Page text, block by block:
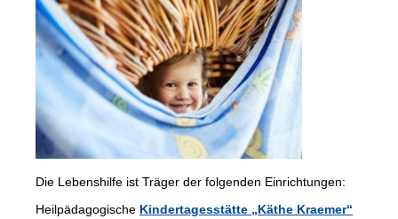
Die Lebenshilfe ist Träger der folgenden Einrichtungen:
Heilpädagogische Kindertagesstätte „Käthe Kraemer“